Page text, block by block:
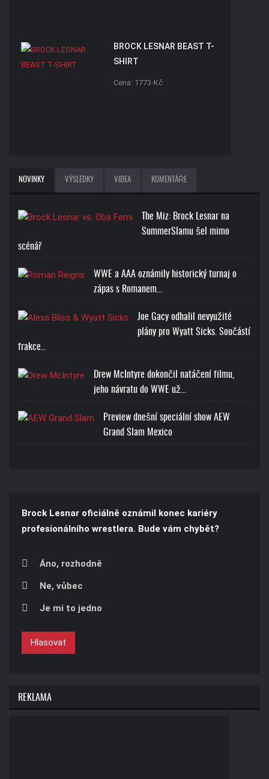
BROCK LESNAR BEAST T-
SHIRT
Cena: 1773-Kč
ROMAN REIGNS ONE AND
ME T-SHIRT
Cena: 1773-Kč
NOVINKY VÝSLEDKY VIDEA KOMENTÁŘE
The Miz: Brock Lesnar na
SummerSlamu šel mimo
scénář
WWE a AAA oznámily historický turnaj o
zápas s Romanem…
Joe Gacy odhalil nevyužité
plány pro Wyatt Sicks. Součástí
frakce…
Drew McIntyre dokončil natáčení filmu,
jeho návratu do WWE už…
Preview dnešní speciální show AEW
Grand Slam Mexico
Brock Lesnar oficiálně oznámil konec kariéry
profesionálního wrestlera. Bude vám chybět?
Áno, rozhodně
Ne, vůbec
Je mi to jedno
Hlasovat
REKLAMA